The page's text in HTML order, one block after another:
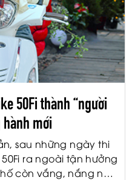
50Fi thành “người
mới
sau những ngày thi
ra ngoài tận hưởng
còn vắng, nắng nhẹ